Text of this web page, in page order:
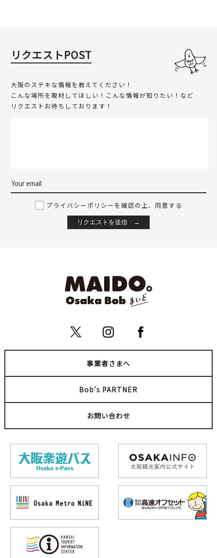
リクエストPOST
大阪のステキな情報を教えてください！
こんな場所を取材してほしい！こんな情報が知りたい！など
リクエストお待ちしております！
プライバシーポリシーを確認の上、同意する
事業者さまへ
Bob's PARTNER
お問い合わせ